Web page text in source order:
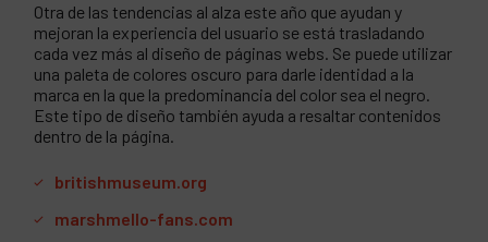
Otra de las tendencias al alza este año que ayudan y
mejoran la experiencia del usuario se está trasladando
cada vez más al diseño de páginas webs. Se puede utilizar
una paleta de colores oscuro para darle identidad a la
marca en la que la predominancia del color sea el negro.
Este tipo de diseño también ayuda a resaltar contenidos
dentro de la página.
britishmuseum.org
marshmello-fans.com